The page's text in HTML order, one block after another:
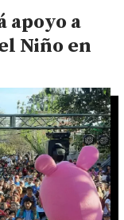
a
Niño en